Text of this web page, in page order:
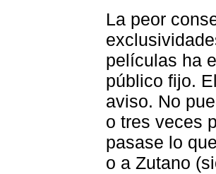
La peor
películas ha
público fijo.
aviso. No
o tres veces
pasase lo
o a Zutano